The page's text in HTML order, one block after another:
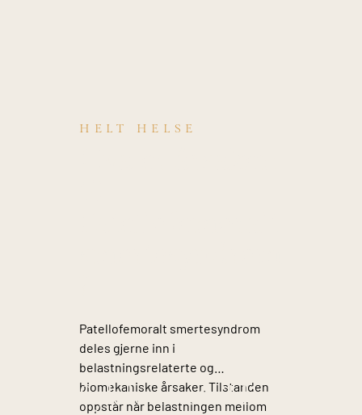
HELT HELSE
Patellofemoralt smertesyndrom
deles gjerne inn i
belastningsrelaterte og
biomekaniske årsaker. Tilstanden
oppstår når belastningen mellom
Sykdomsutviklin